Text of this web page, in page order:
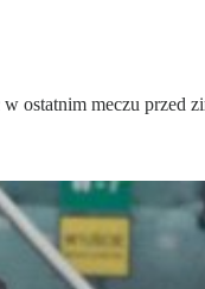
meczu przed